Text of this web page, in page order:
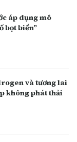
áp dụng mô
bọt biển”
và tương lai
không phát thải